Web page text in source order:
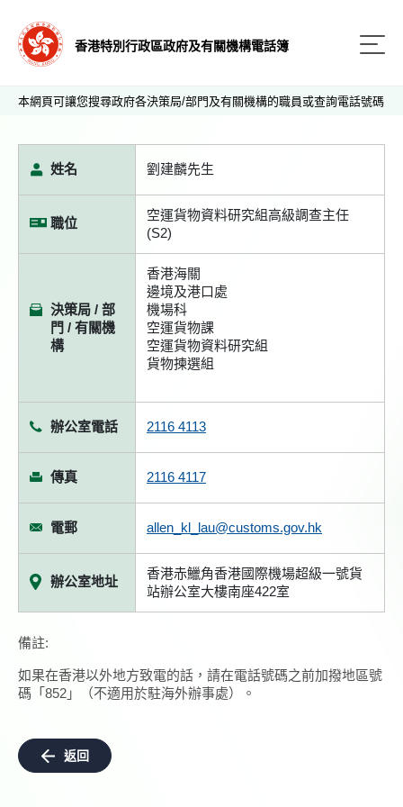
香港特別行政區政府及有關機構電話簿
本網頁可讓您搜尋政府各決策局/部門及有關機構的職員或查詢電話號碼
姓名 劉建麟先生
職位
空運貨物資料研究組高級調查主任
(S2)
決策局 / 部
門 / 有關機
構
香港海關
邊境及港口處
機場科
空運貨物課
空運貨物資料研究組
貨物揀選組
辦公室電話 2116 4113
傳真 2116 4117
電郵 allen_kl_lau@customs.gov.hk
辦公室地址
香港赤鱲角香港國際機場超級一號貨
站辦公室大樓南座422室
備註:
如果在香港以外地方致電的話，請在電話號碼之前加撥地區號
碼「852」（不適用於駐海外辦事處）。
返回